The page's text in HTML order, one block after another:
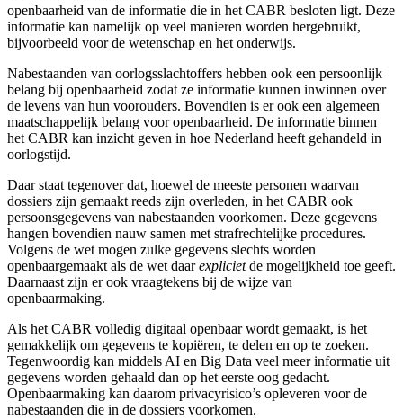
openbaarheid van de informatie die in het CABR besloten ligt. Deze
informatie kan namelijk op veel manieren worden hergebruikt,
bijvoorbeeld voor de wetenschap en het onderwijs.
Nabestaanden van oorlogsslachtoffers hebben ook een persoonlijk
belang bij openbaarheid zodat ze informatie kunnen inwinnen over
de levens van hun voorouders. Bovendien is er ook een algemeen
maatschappelijk belang voor openbaarheid. De informatie binnen
het CABR kan inzicht geven in hoe Nederland heeft gehandeld in
oorlogstijd.
Daar staat tegenover dat, hoewel de meeste personen waarvan
dossiers zijn gemaakt reeds zijn overleden, in het CABR ook
persoonsgegevens van nabestaanden voorkomen. Deze gegevens
hangen bovendien nauw samen met strafrechtelijke procedures.
Volgens de wet mogen zulke gegevens slechts worden
openbaargemaakt als de wet daarexplicietde mogelijkheid toe geeft.
Daarnaast zijn er ook vraagtekens bij de wijze van
openbaarmaking.
Als het CABR volledig digitaal openbaar wordt gemaakt, is het
gemakkelijk om gegevens te kopiëren, te delen en op te zoeken.
Tegenwoordig kan middels AI en Big Data veel meer informatie uit
gegevens worden gehaald dan op het eerste oog gedacht.
Openbaarmaking kan daarom privacyrisico’s opleveren voor de
nabestaanden die in de dossiers voorkomen.